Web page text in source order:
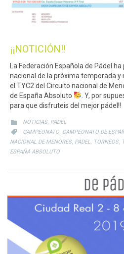
¡¡NOTICIÓN!!
La Federación Española de Pádel
nacional de la próxima temporada y
el TYC2 del Circuito nacional de
de España Absoluto
. Y, por
para que disfruteis del mejor pádel!!
 CATEGORY
NOTICIAS, PADEL

CATEGORY
CAMPEONATO CAMPEONATO DE
NACIONAL DE MENORES, PADEL TORNEOS,
ESPAÑA ABSOLUTO